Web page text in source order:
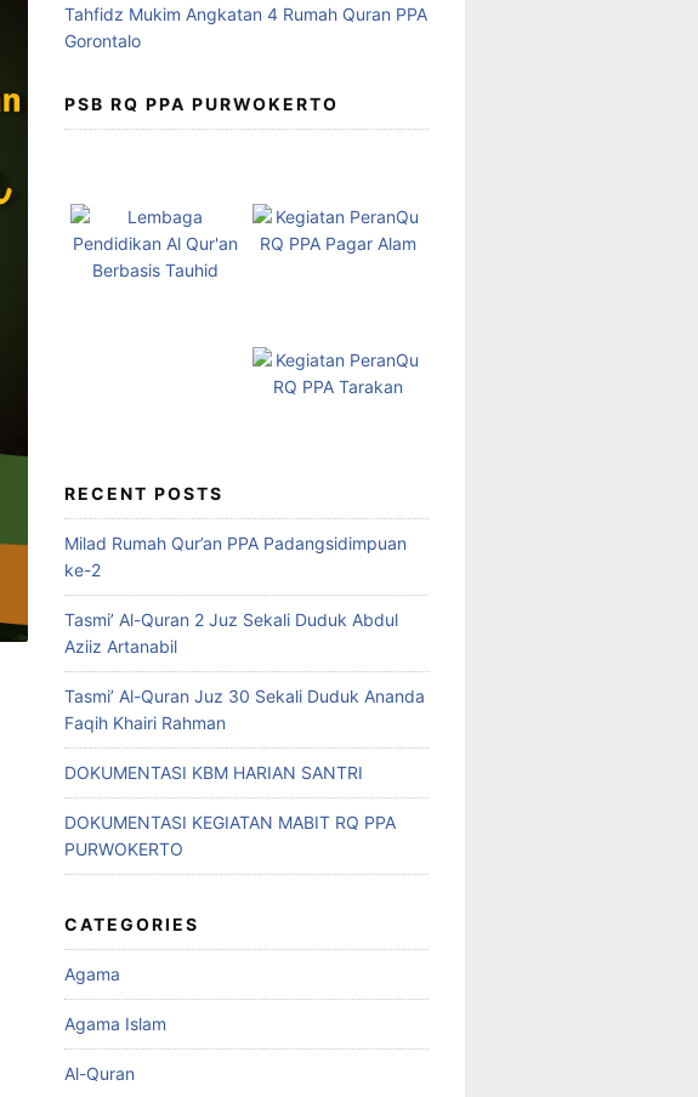
PSB RQ PPA PURWOKERTO
RECENT POSTS
Milad Rumah Qur’an PPA Padangsidimpuan
ke-2
Tasmi’ Al-Quran 2 Juz Sekali Duduk Abdul
Aziiz Artanabil
Tasmi’ Al-Quran Juz 30 Sekali Duduk Ananda
Faqih Khairi Rahman
DOKUMENTASI KBM HARIAN SANTRI
DOKUMENTASI KEGIATAN MABIT RQ PPA
PURWOKERTO
CATEGORIES
Agama
Agama Islam
Al-Quran